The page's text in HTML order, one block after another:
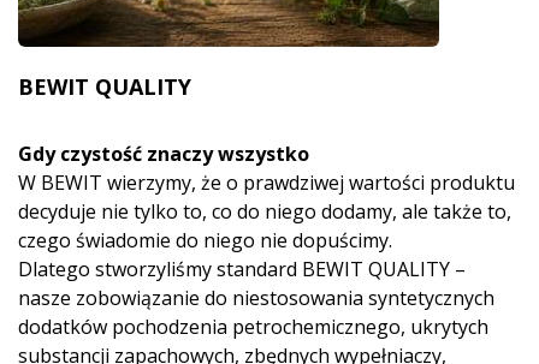
BEWIT QUALITY
Gdy czystość znaczy wszystko
W BEWIT wierzymy, że o prawdziwej wartości produktu
decyduje nie tylko to, co do niego dodamy, ale także to,
czego świadomie do niego nie dopuścimy.
Dlatego stworzyliśmy standard BEWIT QUALITY –
nasze zobowiązanie do niestosowania syntetycznych
dodatków pochodzenia petrochemicznego, ukrytych
substancji zapachowych, zbędnych wypełniaczy,